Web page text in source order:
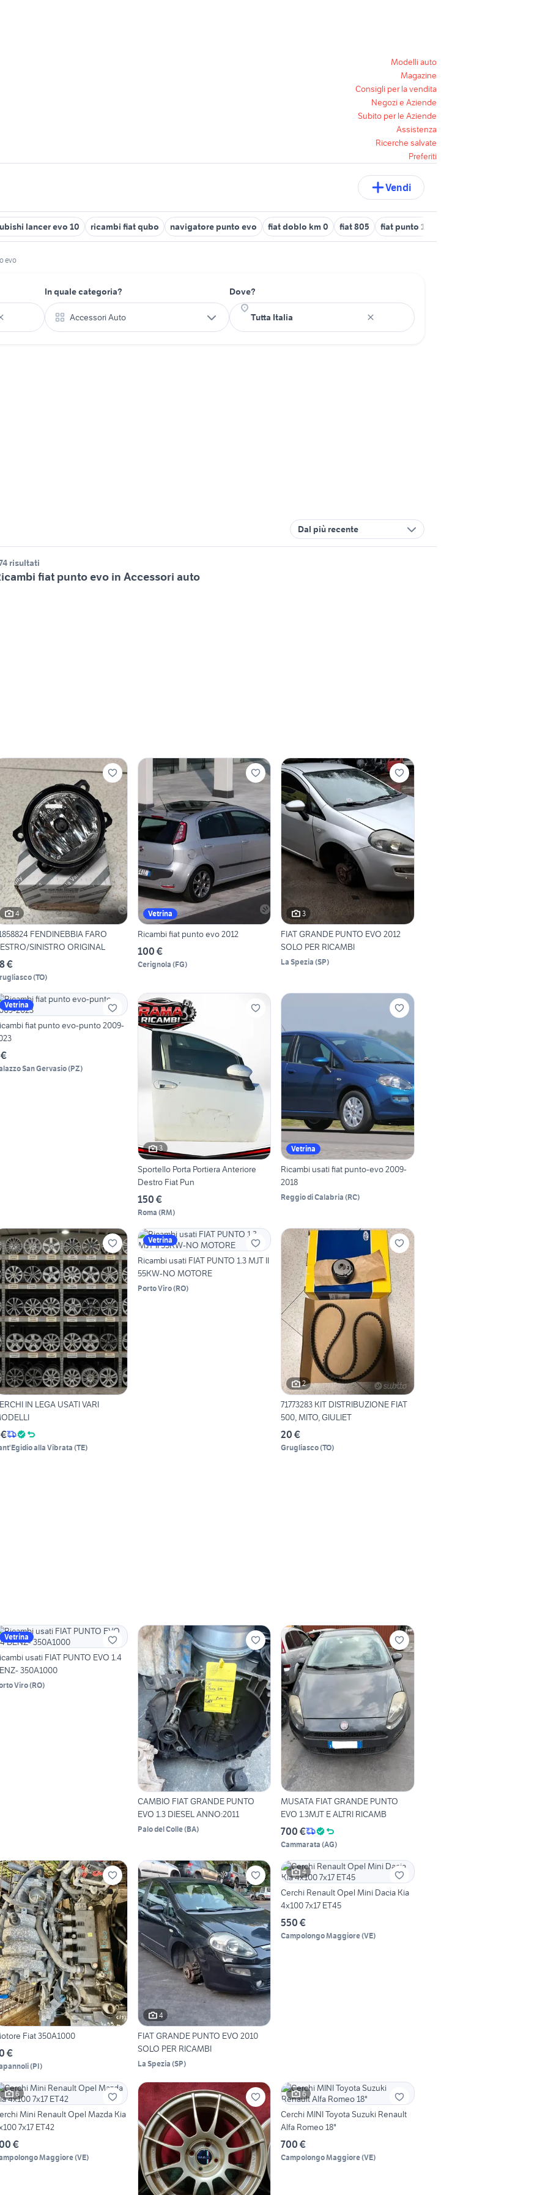
Modelli auto
Magazine
Consigli per la vendita
Negozi e Aziende
Subito per le Aziende
Assistenza
Ricerche salvate
Preferiti
Vendi
lancer evo 10 ricambi fiat qubo navigatore punto evo fiat doblo km 0 fiat 805 fiat punto 1.4 benzina accessori auto
evo
In quale categoria?
Accessori Auto
Dove?
Dal più recente
risultati
fiat punto evo in Accessori auto
4
FENDINEBBIA FARO
SINISTRO ORIGINAL
€
(TO)
Vetrina
Ricambi fiat punto evo 2012
100 €
Cerignola (FG)
3
FIAT GRANDE PUNTO EVO 2012
SOLO PER RICAMBI
La Spezia (SP)
Vetrina
fiat punto evo-punto 2009-
San Gervasio(PZ)
3
Sportello Porta Portiera Anteriore
Destro Fiat Pun
150 €
Roma (RM)
Vetrina
Ricambi usati fiat punto-evo 2009-
2018
Reggio di Calabria (RC)
IN LEGA USATI VARI
alla Vibrata (TE)
Vetrina
Ricambi usati FIAT PUNTO 1.3 MJT II
55KW-NO MOTORE
Porto Viro(RO)
2
71773283 KIT DISTRIBUZIONE FIAT
500, MITO, GIULIET
20 €
Grugliasco(TO)
Vetrina
usati FIAT PUNTO EVO 1.4
350A1000
Viro(RO)
CAMBIO FIAT GRANDE PUNTO
EVO 1.3 DIESEL ANNO:2011
Palo del Colle(BA)
MUSATA FIAT GRANDE PUNTO
EVO 1.3MJT E ALTRI RICAMB
700 €
Cammarata (AG)
Fiat 350A1000
€
(PI)
4
FIAT GRANDE PUNTO EVO 2010
SOLO PER RICAMBI
La Spezia (SP)
4
Cerchi Renault Opel Mini Dacia Kia
4x100 7x17 ET45
550 €
Campolongo Maggiore(VE)
6
Mini Renault Opel Mazda Kia
7x17 ET42
€
Maggiore(VE)
6
Cerchi MINI Toyota Suzuki Renault
Alfa Romeo 18"
700 €
Campolongo Maggiore(VE)